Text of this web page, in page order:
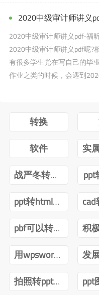
2020中级审计师讲义
2020中级审计师讲义pdf-福
2020中级审计师讲义pdf呢?
有很多学生党在写自己的毕
作业之类的时候，会遇到
转换
软件
战严冬转观念ppt
ppt
ppt转html技术
pbf可以转ppt吗
用wpsword转ppt
拍照转ppt安卓